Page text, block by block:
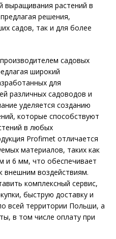
выращивания растений в
решения,
садов, так и для более
садовых
широкий
для
различных садоводов и
уделяется созданию
которые способствуют
в любых
Profimet отличается
материалов, таких как
и 6 мм, что обеспечивает
внешним воздействиям.
комплексный сервис,
быструю доставку и
всей территории Польши, а
в том числе оплату при